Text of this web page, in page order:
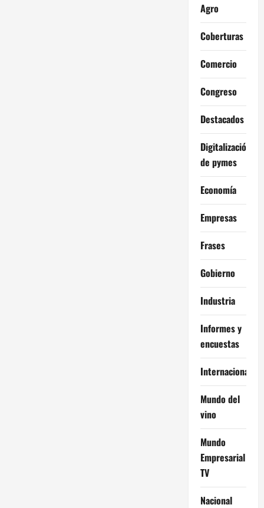
Agro
Coberturas
Comercio
Congreso
Destacados
Digitalización
de pymes
Economía
Empresas
Frases
Gobierno
Industria
Informes y
encuestas
Internacional
Mundo del
vino
Mundo
Empresarial
TV
Nacional